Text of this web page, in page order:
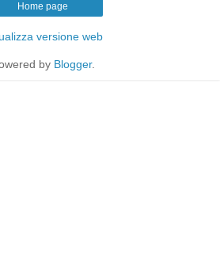
Home page
versione web
by Blogger.